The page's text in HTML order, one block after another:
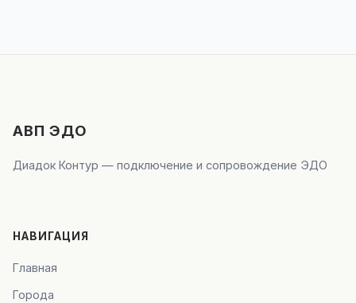
АВП ЭДО
Диадок Контур — подключение и сопровождение ЭДО
НАВИГАЦИЯ
Главная
Города